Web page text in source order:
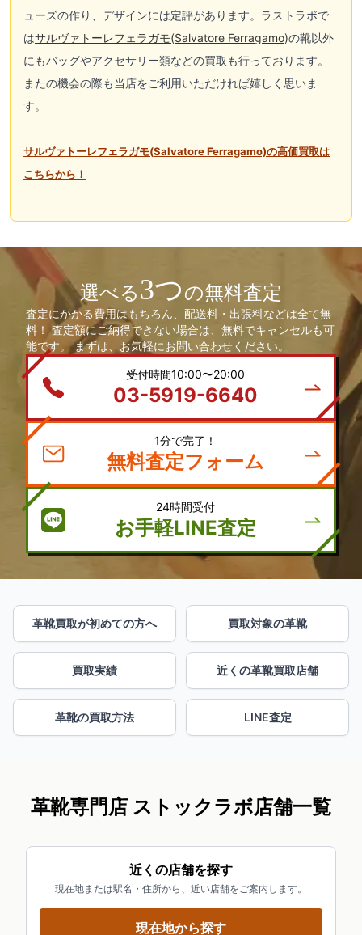
ューズの作り、デザインには定評があります。ラストラボで
はサルヴァトーレフェラガモ(Salvatore Ferragamo)の靴以外
にもバッグやアクセサリー類などの買取も行っております。
またの機会の際も当店をご利用いただければ嬉しく思いま
す。
サルヴァトーレフェラガモ(Salvatore Ferragamo)の高価買取は
こちらから！
選べる3つの無料査定
査定にかかる費用はもちろん、配送料・出張料などは全て無
料！ 査定額にご納得できない場合は、無料でキャンセルも可
能です。 まずは、お気軽にお問い合わせください。
受付時間10:00〜20:00
03-5919-6640
1分で完了！
無料査定フォーム
24時間受付
お手軽LINE査定
革靴買取が初めての方へ 買取対象の革靴
買取実績 近くの革靴買取店舗
革靴の買取方法 LINE査定
革靴専門店 ストックラボ店舗一覧
近くの店舗を探す
現在地または駅名・住所から、近い店舗をご案内します。
現在地から探す